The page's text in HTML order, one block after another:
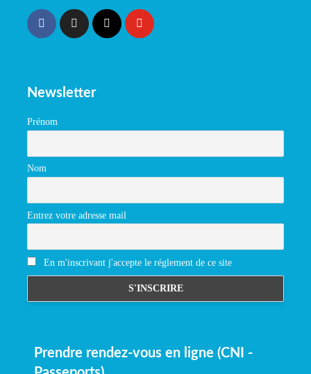
Newsletter
Prénom
Nom
Entrez votre adresse mail
En m'inscrivant j'accepte le réglement de ce site
Prendre rendez-vous en ligne (CNI -